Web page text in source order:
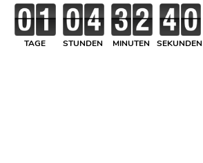
TAGE STUNDEN MINUTEN SEKUNDEN